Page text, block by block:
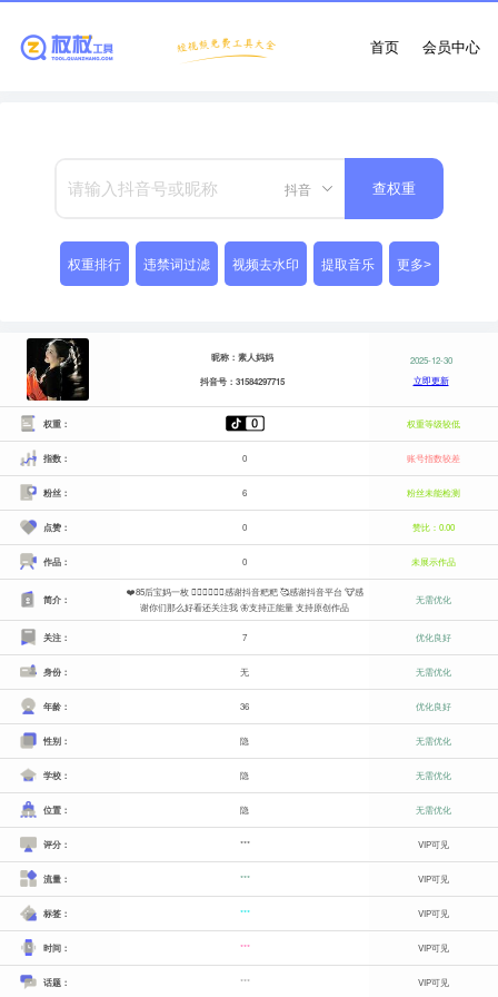
会员中心
首页
抖音 查权重
权重排行 违禁词过滤 视频去水印 提取音乐 更多>
昵称：素人妈妈
抖音号：31584297715
2025-12-30
立即更新
权重： 权重等级较低
指数： 0 账号指数较差
粉丝： 6 粉丝未能检测
点赞： 0 赞比：0.00
作品： 0 未展示作品
简介：
❤️85后宝妈一枚 🧑🏾‍❤️‍💋‍🧑🏻感谢抖音粑粑 🥰感谢抖音平台 🐮感
谢你们那么好看还关注我 🦋支持正能量 支持原创作品
无需优化
关注： 7 优化良好
身份： 无 无需优化
年龄： 36 优化良好
性别： 隐 无需优化
学校： 隐 无需优化
位置： 隐 无需优化
评分： *** VIP可见
流量： *** VIP可见
标签： *** VIP可见
时间： *** VIP可见
话题： *** VIP可见